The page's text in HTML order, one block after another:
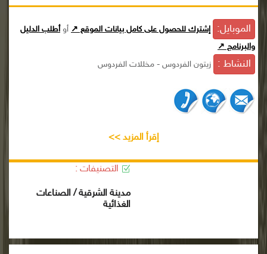
الموبايل: إشترك للحصول على كامل بيانات الموقع ↗ أوأطلب الدليل
والبرنامج ↗
النشاط : زيتون الفردوس - مخللات الفردوس
إقرأ المزيد >>
التصنيفات :
مدينة الشرقية / الصناعات
الغذائية